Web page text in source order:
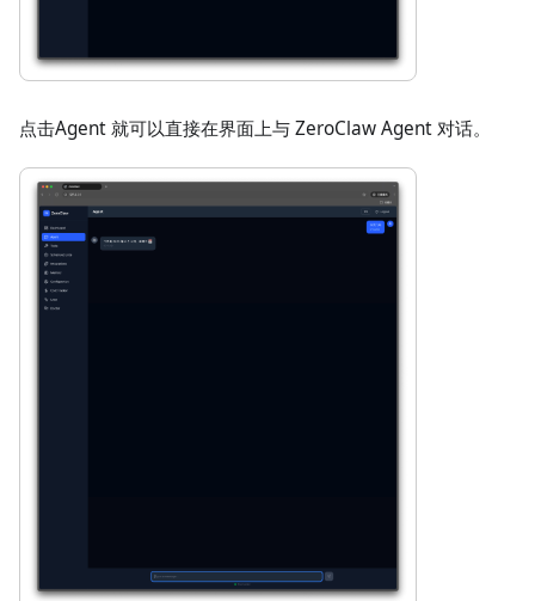
点击Agent 就可以直接在界面上与 ZeroClaw Agent 对话。